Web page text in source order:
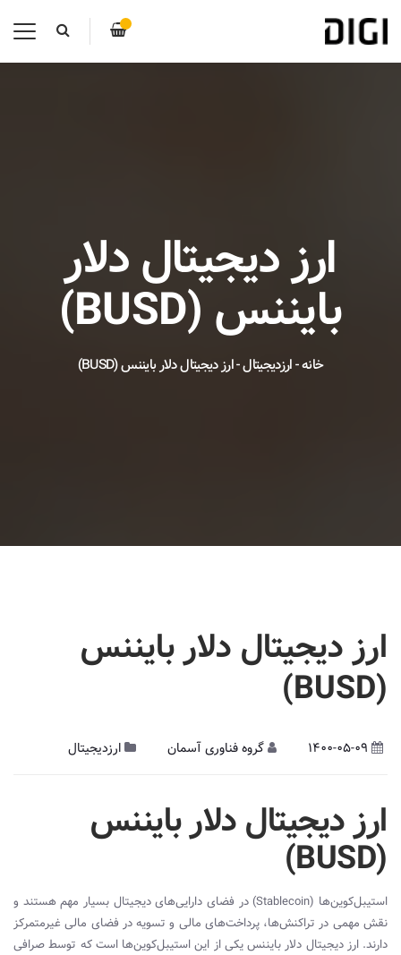
ارز دیجیتال دلار
بایننس (BUSD)
خانه-ارزدیجیتال-ارز دیجیتال دلار بایننس (BUSD)
ارز دیجیتال دلار بایننس
(BUSD)
1400-05-09 گروه فناوری آسمان ارزدیجیتال
ارز دیجیتالدلار بایننس
(
BUSD
)
استیبل‌کوین‌‌ها (Stablecoin) در فضای دارایی‌های دیجیتال بسیار مهم هستند و
نقش مهمی در تراکنش‌ها، پرداخت‌های مالی و تسویه در فضای مالی غیر‌متمرکز
دارند. ارز دیجیتال دلار بایننس یکی از این استیبل‌کوین‌ها است که توسط صرافی